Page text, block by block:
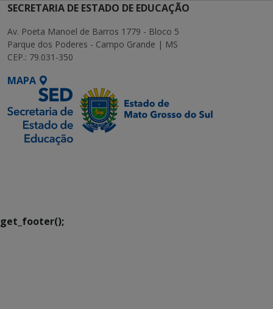
SECRETARIA DE ESTADO DE EDUCAÇÃO
Av. Poeta Manoel de Barros 1779 - Bloco 5
Parque dos Poderes - Campo Grande | MS
CEP.: 79.031-350
MAPA
get_footer();